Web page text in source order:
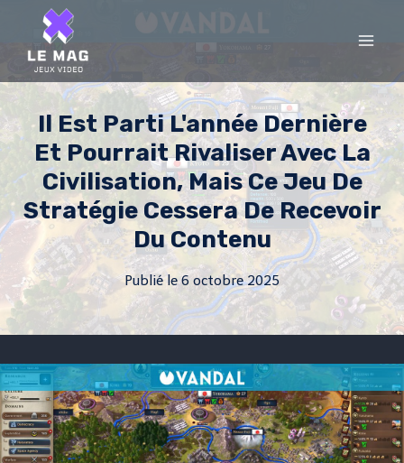
content
Il Est Parti L'année Dernière
Et Pourrait Rivaliser Avec La
Civilisation, Mais Ce Jeu De
Stratégie Cessera De Recevoir
Du Contenu
Publié le6 octobre 2025